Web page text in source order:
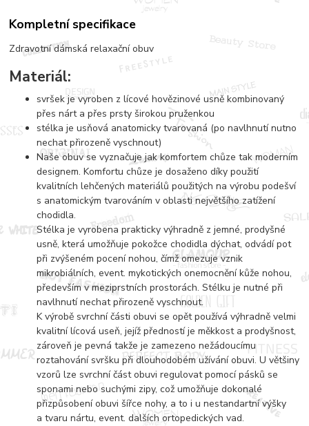
Kompletní specifikace
Zdravotní dámská relaxační obuv
Materiál:
svršek je vyroben z lícové hovězinové usně kombinovaný
přes nárt a přes prsty širokou pruženkou
stélka je usňová anatomicky tvarovaná (po navlhnutí nutno
nechat přirozeně vyschnout)
Naše obuv se vyznačuje jak komfortem chůze tak moderním
designem. Komfortu chůze je dosaženo díky použití
kvalitních lehčených materiálů použitých na výrobu podešví
s anatomickým tvarováním v oblasti největšího zatížení
chodidla.
Stélka je vyrobena prakticky výhradně z jemné, prodyšné
usně, která umožňuje pokožce chodidla dýchat, odvádí pot
při zvýšeném pocení nohou, čímž omezuje vznik
mikrobiálních, event. mykotických onemocnění kůže nohou,
především v meziprstních prostorách. Stélku je nutné při
navlhnutí nechat přirozeně vyschnout.
K výrobě svrchní části obuvi se opět používá výhradně velmi
kvalitní lícová useň, jejíž předností je měkkost a prodyšnost,
zároveň je pevná takže je zamezeno nežádoucímu
roztahování svršku při dlouhodobém užívání obuvi. U většiny
vzorů lze svrchní část obuvi regulovat pomocí pásků se
sponami nebo suchými zipy, což umožňuje dokonalé
přizpůsobení obuvi šířce nohy, a to i u nestandartní výšky
a tvaru nártu, event. dalších ortopedických vad.